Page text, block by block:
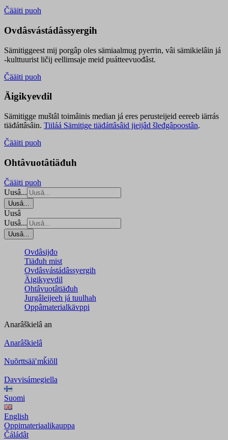
Čääiti puoh
Ovdâsvástádâssyergih
Sämitiggeest mij porgâp oles sämiaalmug pyerrin, vâi sämikielâin já
-kulttuurist ličij eellimsaje meid puátteevuođâst.
Čääiti puoh
Äigikyevdil
Sämitigge muštâl toimâinis median já eres perusteijeid eereeb iärrás
tiäđáttâsâin. Tiiláá Sämitige tiäđáttâsâid jieijâd šleđgâpoostân.
Čääiti puoh
Ohtâvuotâtiäđuh
Čääiti puoh
Uusâ...
Uusâ...
Uusâ
Uusâ...
Uusâ...
Ovdâsijđo
Tiäđuh mist
Ovdâsvástádâssyergih
Äigikyevdil
Ohtâvuotâtiäđuh
Jurgâleijeeh já tuulhah
Oppâmaterialkävppi
Anarâškielâ an
Anarâškielâ
Nuõrttsääʹmǩiõll
Davvisámegiella
Suomi
English
Oppimateriaalikauppa
Čáládât